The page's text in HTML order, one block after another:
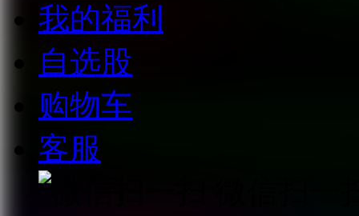
我的福利
自选股
购物车
客服